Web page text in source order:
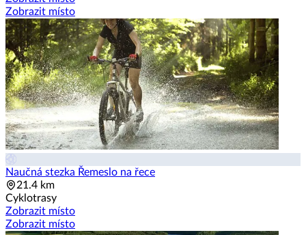
Zobrazit místo
Naučná stezka Řemeslo na řece
21.4 km
Cyklotrasy
Zobrazit místo
Zobrazit místo